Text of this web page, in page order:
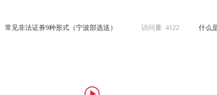
常见非法证券9种形式（宁波部选送） 访问量: 4122 什么